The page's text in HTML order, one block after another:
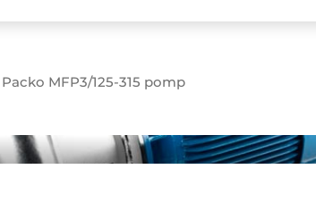
MFP3/125-315 pomp